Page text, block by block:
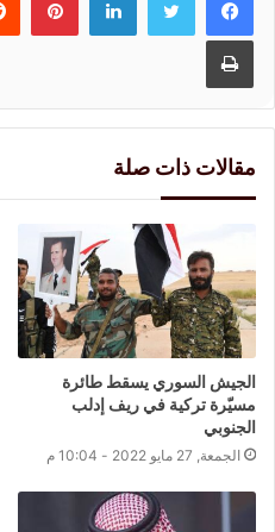
طباعة
مقالات ذات صلة
الجيش السوري يسقط طائرة
مسيّرة تركية في ريف إدلب
الجنوبي
الجمعة, 27 مايو 2022 - 10:04 م